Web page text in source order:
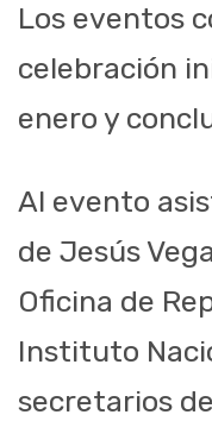
Los eventos
celebración
enero y
Al evento
de Jesús
Oficina de
Instituto
secretarios